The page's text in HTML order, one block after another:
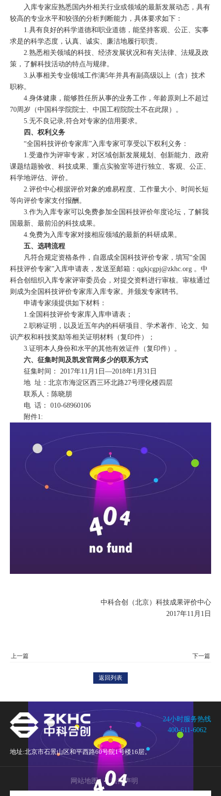
入库专家应熟悉国内外相关行业或领域的最新发展动态，具有
较高的专业水平和较强的分析判断能力，具体要求如下：
1.具有良好的科学道德和职业道德，能坚持客观、公正、实事
求是的科学态度，认真、诚实、廉洁地履行职责。
2.熟悉相关领域的科技、经济发展状况和有关法律、法规及政
策，了解科技活动的特点与规律。
3.从事相关专业领域工作满5年并具有副高级以上（含）技术
职称。
4.身体健康，能够胜任所从事的业务工作，年龄原则上不超过
70周岁（中国科学院院士、中国工程院院士不在此限）。
5.无不良记录,符合对专家的信用要求。
四、权利义务
“全国科技评价专家库”入库专家可享受以下权利义务：
1.受邀作为评审专家，对区域创新发展规划、创新能力、政府
课题结题验收、科技成果、重点实验室等进行独立、客观、公正、
科学地评估、评价。
2.评价中心根据评价对象的难易程度、工作量大小、时间长短
等向评价专家支付报酬。
3.作为入库专家可以免费参加全国科技评价年度论坛，了解我
国最新、最前沿的科技成果。
4.免费为入库专家对接相应领域的最新的科研成果。
五、选聘流程
凡符合规定资格条件，自愿成全国科技评价专家，填写“全国
科技评价专家”入库申请表，发送至邮箱： qgkjcgpj@zkhc.org 。中
科合创组织入库专家评审委员会，对提交资料进行审核。审核通过
则成为全国科技评价专家库入库专家。并颁发专家聘书。
申请专家须提供如下材料：
1.全国科技评价专家库入库申请表；
2.职称证明，以及近五年内的科研项目、学术著作、论文、知
识产权和科技奖励等相关证明材料（复印件）；
3.证明本人身份和水平的其他有效证件（复印件）。
六、征集时间及凯发官网多少的联系方式
征集时间： 2017年11月1日—2018年1月31日
地 址：北京市海淀区西三环北路27号理化楼四层
联系人：陈晓朋
电 话： 010-68960106
附件1:
中科合创（北京）科技成果评价中心
2017年11月1日
返回列表
24小时服务热线
400-611-6062
地址:北京市石景山区和平西路60号院1号楼16层。
网站地图 法律声明